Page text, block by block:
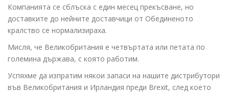
Компанията се сблъска с един месец прекъсване, но
доставките до нейните доставчици от Обединеното
кралство се нормализираха.
Мисля, че Великобритания е четвъртата или петата по
големина държава, с която работим.
Успяхме да изпратим някои запаси на нашите дистрибутори
във Великобритания и Ирландия преди Brexit, след което